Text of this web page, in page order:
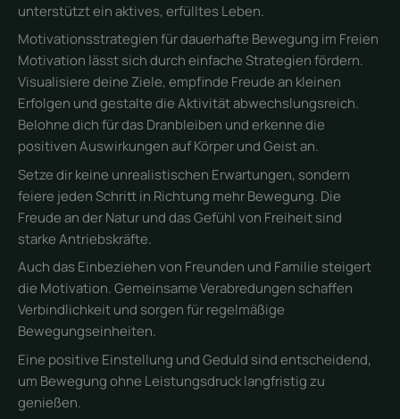
unterstützt ein aktives, erfülltes Leben.
Motivationsstrategien für dauerhafte Bewegung im Freien
Motivation lässt sich durch einfache Strategien fördern.
Visualisiere deine Ziele, empfinde Freude an kleinen
Erfolgen und gestalte die Aktivität abwechslungsreich.
Belohne dich für das Dranbleiben und erkenne die
positiven Auswirkungen auf Körper und Geist an.
Setze dir keine unrealistischen Erwartungen, sondern
feiere jeden Schritt in Richtung mehr Bewegung. Die
Freude an der Natur und das Gefühl von Freiheit sind
starke Antriebskräfte.
Auch das Einbeziehen von Freunden und Familie steigert
die Motivation. Gemeinsame Verabredungen schaffen
Verbindlichkeit und sorgen für regelmäßige
Bewegungseinheiten.
Eine positive Einstellung und Geduld sind entscheidend,
um Bewegung ohne Leistungsdruck langfristig zu
genießen.